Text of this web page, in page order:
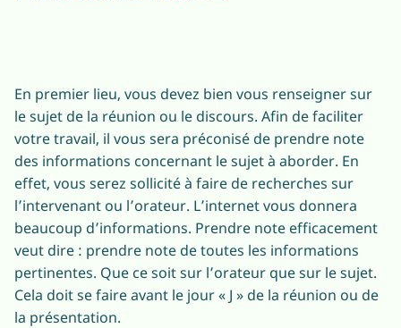
En premier lieu, vous devez bien vous renseigner sur
le sujet de la réunion ou le discours. Afin de faciliter
votre travail, il vous sera préconisé de prendre note
des informations concernant le sujet à aborder. En
effet, vous serez sollicité à faire de recherches sur
l’intervenant ou l’orateur. L’internet vous donnera
beaucoup d’informations. Prendre note efficacement
veut dire : prendre note de toutes les informations
pertinentes. Que ce soit sur l’orateur que sur le sujet.
Cela doit se faire avant le jour « J » de la réunion ou de
la présentation.